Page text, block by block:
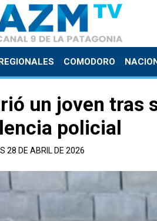
COMODORO
un joven tras
policial
28 DE ABRIL DE 2026